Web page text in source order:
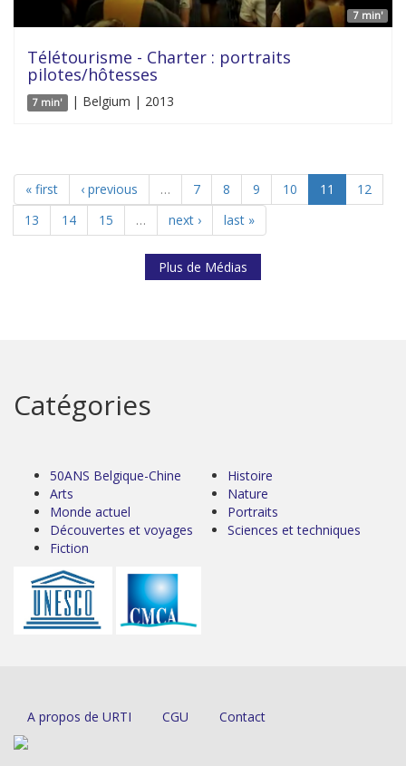
7 min'
Télétourisme - Charter : portraits
pilotes/hôtesses
7 min' | Belgium | 2013
« first ‹ previous … 7 8 9 10 11
12
13
14 15 … next › last »
Plus de Médias
Catégories
50ANS Belgique-Chine
Arts
Monde actuel
Découvertes et voyages
Fiction
Histoire
Nature
Portraits
Sciences et techniques
A propos de URTI CGU Contact